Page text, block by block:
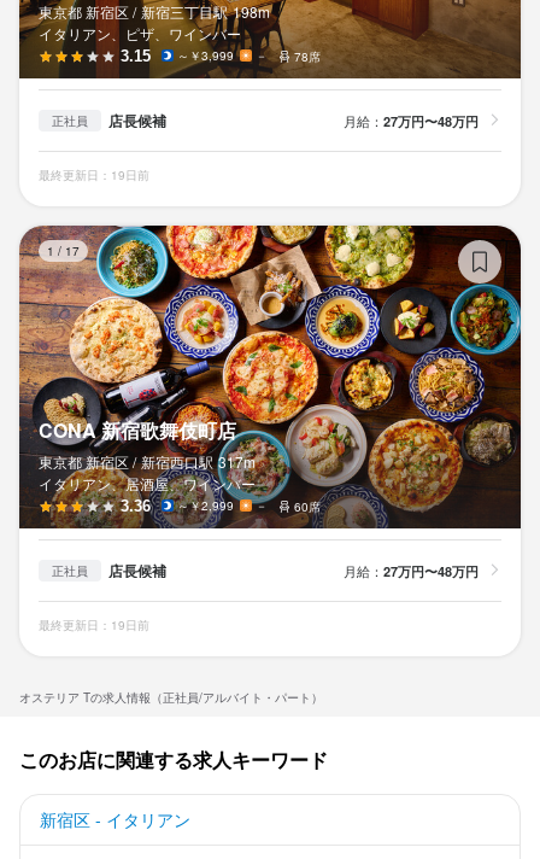
オステリア Tの求人情報（正社員/アルバイト・パート）
東京都 新宿区 / 新宿三丁目駅 198m
イタリアン、ピザ、ワインバー
3.15 ～￥3,999 － 78席
正社員 店長候補 月給： 27万円〜48万円
最終更新日：19日前
1 / 17
CONA 新宿歌舞伎町店
東京都 新宿区 / 新宿西口駅 317m
イタリアン、居酒屋、ワインバー
3.36 ～￥2,999 － 60席
正社員 店長候補 月給： 27万円〜48万円
最終更新日：19日前
このお店に関連する求人キーワード
新宿区 - イタリアン